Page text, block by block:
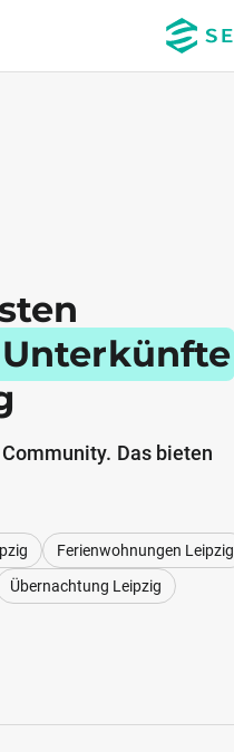
Das bieten
Ferienwohnungen Leipzig
Übernachtung Leipzig